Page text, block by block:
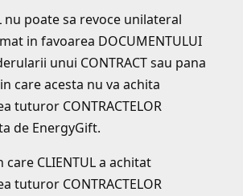
nu poate sa revoce unilateral
in favoarea DOCUMENTULUI
unui CONTRACT sau pana
care acesta nu va achita
tuturor CONTRACTELOR
de EnergyGift.
care CLIENTUL a achitat
tuturor CONTRACTELOR